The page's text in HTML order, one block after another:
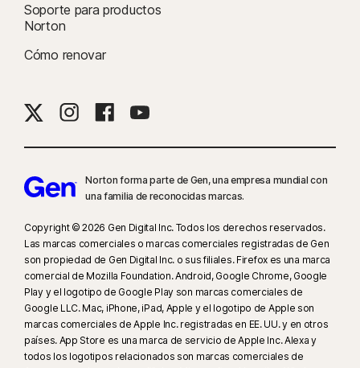
Soporte para productos
Norton
Cómo renovar
Norton forma parte de Gen, una empresa mundial con
una familia de reconocidas marcas.
Copyright © 2026 Gen Digital Inc. Todos los derechos reservados.
Las marcas comerciales o marcas comerciales registradas de Gen
son propiedad de Gen Digital Inc. o sus filiales. Firefox es una marca
comercial de Mozilla Foundation. Android, Google Chrome, Google
Play y el logotipo de Google Play son marcas comerciales de
Google LLC. Mac, iPhone, iPad, Apple y el logotipo de Apple son
marcas comerciales de Apple Inc. registradas en EE. UU. y en otros
países. App Store es una marca de servicio de Apple Inc. Alexa y
todos los logotipos relacionados son marcas comerciales de